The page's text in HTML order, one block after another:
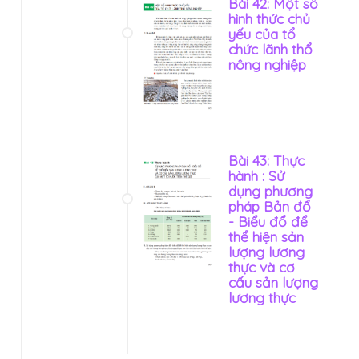
hình thức chủ
yếu của tổ
chức lãnh thổ
nông nghiệp
Bài 43: Thực
hành : Sử
dụng phương
pháp Bản đổ
- Biểu đổ để
thể hiện sản
lượng lương
thực và cơ
cấu sản lượng
lương thực